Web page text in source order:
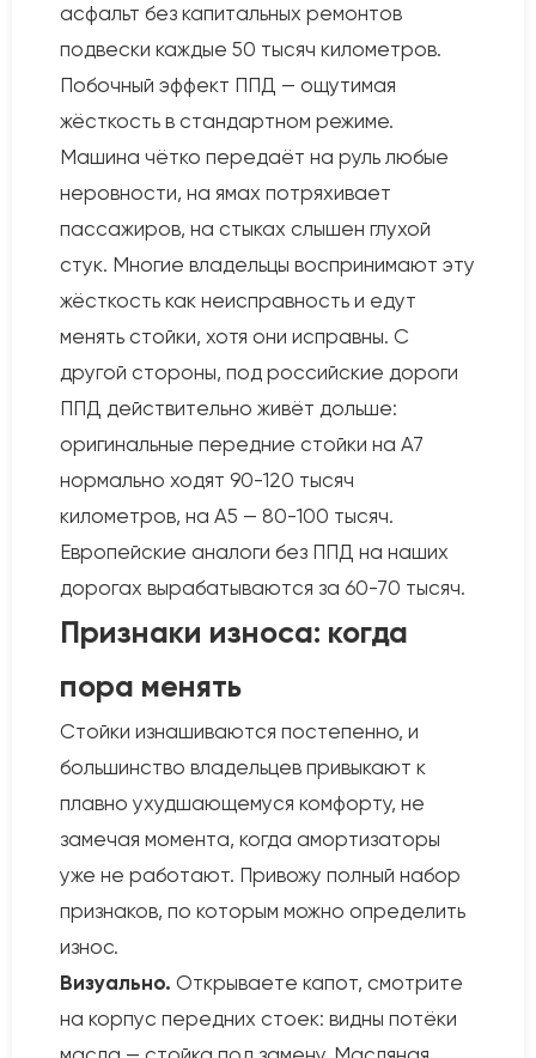
асфальт без капитальных ремонтов
подвески каждые 50 тысяч километров.
Побочный эффект ППД — ощутимая
жёсткость в стандартном режиме.
Машина чётко передаёт на руль любые
неровности, на ямах потряхивает
пассажиров, на стыках слышен глухой
стук. Многие владельцы воспринимают эту
жёсткость как неисправность и едут
менять стойки, хотя они исправны. С
другой стороны, под российские дороги
ППД действительно живёт дольше:
оригинальные передние стойки на A7
нормально ходят 90-120 тысяч
километров, на A5 — 80-100 тысяч.
Европейские аналоги без ППД на наших
дорогах вырабатываются за 60-70 тысяч.
Признаки износа: когда
пора менять
Стойки изнашиваются постепенно, и
большинство владельцев привыкают к
плавно ухудшающемуся комфорту, не
замечая момента, когда амортизаторы
уже не работают. Привожу полный набор
признаков, по которым можно определить
износ.
Визуально. Открываете капот, смотрите
на корпус передних стоек: видны потёки